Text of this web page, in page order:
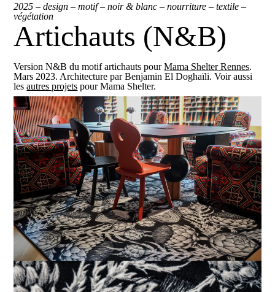
2025 –design –motif–noir & blanc –nourriture –textile –
végétation
Artichauts (N&B)
Version N&B du motif artichauts pourMama Shelter Rennes.
Mars 2023. Architecture par Benjamin El Doghaïli. Voir aussi
lesautres projets pour Mama Shelter.